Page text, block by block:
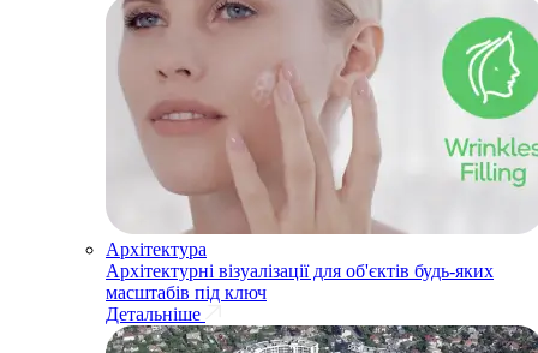
Архітектура
Архітектурні візуалізації для об'єктів будь-яких
масштабів під ключ
Детальніше